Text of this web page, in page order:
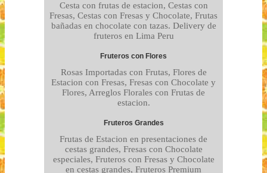
Cesta con frutas de estacion, Cestas con
Fresas, Cestas con Fresas y Chocolate, Frutas
bañadas en chocolate con tazas. Delivery de
fruteros en Lima Peru
Fruteros con Flores
Rosas Importadas con Frutas, Flores de
Estacion con Fresas, Fresas con Chocolate y
Flores, Arreglos Florales con Frutas de
estacion.
Fruteros Grandes
Frutas de Estacion en presentaciones de
cestas grandes, Fresas con Chocolate
especiales, Fruteros con Fresas y Chocolate
en cestas grandes, Fruteros Premium